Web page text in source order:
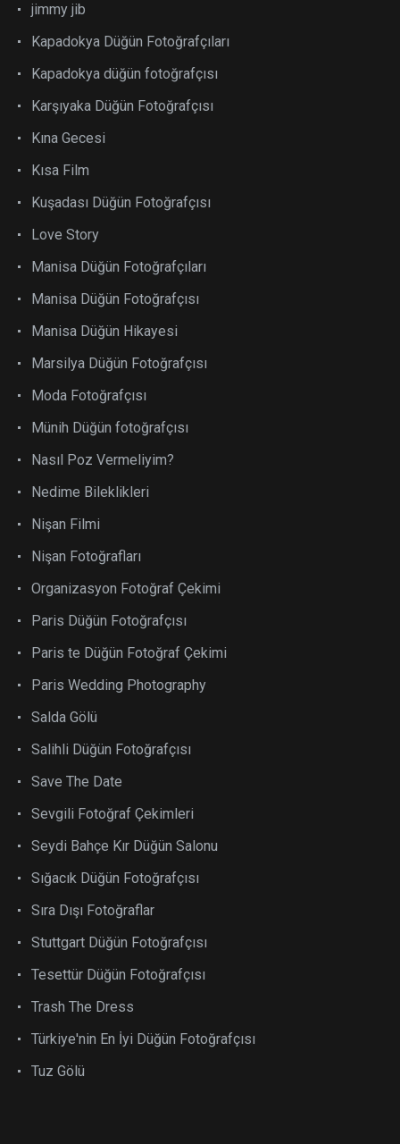
jimmy jib
Kapadokya Düğün Fotoğrafçıları
Kapadokya düğün fotoğrafçısı
Karşıyaka Düğün Fotoğrafçısı
Kına Gecesi
Kısa Film
Kuşadası Düğün Fotoğrafçısı
Love Story
Manisa Düğün Fotoğrafçıları
Manisa Düğün Fotoğrafçısı
Manisa Düğün Hikayesi
Marsilya Düğün Fotoğrafçısı
Moda Fotoğrafçısı
Münih Düğün fotoğrafçısı
Nasıl Poz Vermeliyim?
Nedime Bileklikleri
Nişan Filmi
Nişan Fotoğrafları
Organizasyon Fotoğraf Çekimi
Paris Düğün Fotoğrafçısı
Paris te Düğün Fotoğraf Çekimi
Paris Wedding Photography
Salda Gölü
Salihli Düğün Fotoğrafçısı
Save The Date
Sevgili Fotoğraf Çekimleri
Seydi Bahçe Kır Düğün Salonu
Sığacık Düğün Fotoğrafçısı
Sıra Dışı Fotoğraflar
Stuttgart Düğün Fotoğrafçısı
Tesettür Düğün Fotoğrafçısı
Trash The Dress
Türkiye'nin En İyi Düğün Fotoğrafçısı
Tuz Gölü